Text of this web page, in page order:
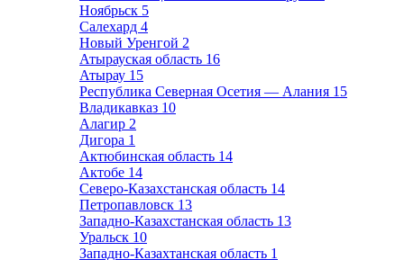
Ноябрьск 5
Салехард 4
Новый Уренгой 2
Атырауская область 16
Атырау 15
Республика Северная Осетия — Алания 15
Владикавказ 10
Алагир 2
Дигора 1
Актюбинская область 14
Актобе 14
Северо-Казахстанская область 14
Петропавловск 13
Западно-Казахстанская область 13
Уральск 10
Западно-Казахтанская область 1